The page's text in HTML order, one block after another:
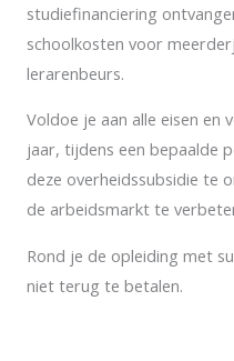
studiefinanciering
schoolkosten voor
lerarenbeurs.
Voldoe je aan alle eisen en
jaar, tijdens een bepaalde
deze overheidssubsidie te
de arbeidsmarkt te
Rond je de opleiding met
niet terug te betalen.